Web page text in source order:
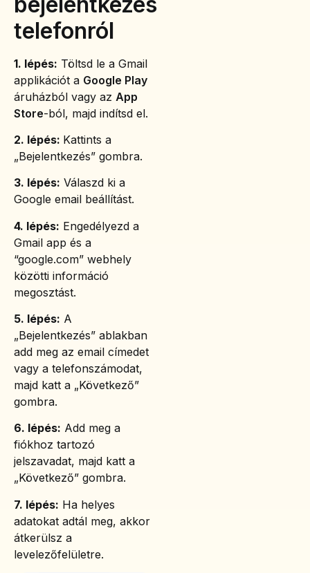
telefonról
1. lépés: Töltsd le a Gmail
applikációt a Google Play
áruházból vagy az App
Store-ból, majd indítsd el.
2. lépés: Kattints a
„Bejelentkezés” gombra.
3. lépés: Válaszd ki a
Google email beállítást.
4. lépés: Engedélyezd a
Gmail app és a
“google.com” webhely
közötti információ
megosztást.
5. lépés: A
„Bejelentkezés” ablakban
add meg az email címedet
vagy a telefonszámodat,
majd katt a „Következő”
gombra.
6. lépés: Add meg a
fiókhoz tartozó
jelszavadat, majd katt a
„Következő” gombra.
7. lépés: Ha helyes
adatokat adtál meg, akkor
átkerülsz a
levelezőfelületre.